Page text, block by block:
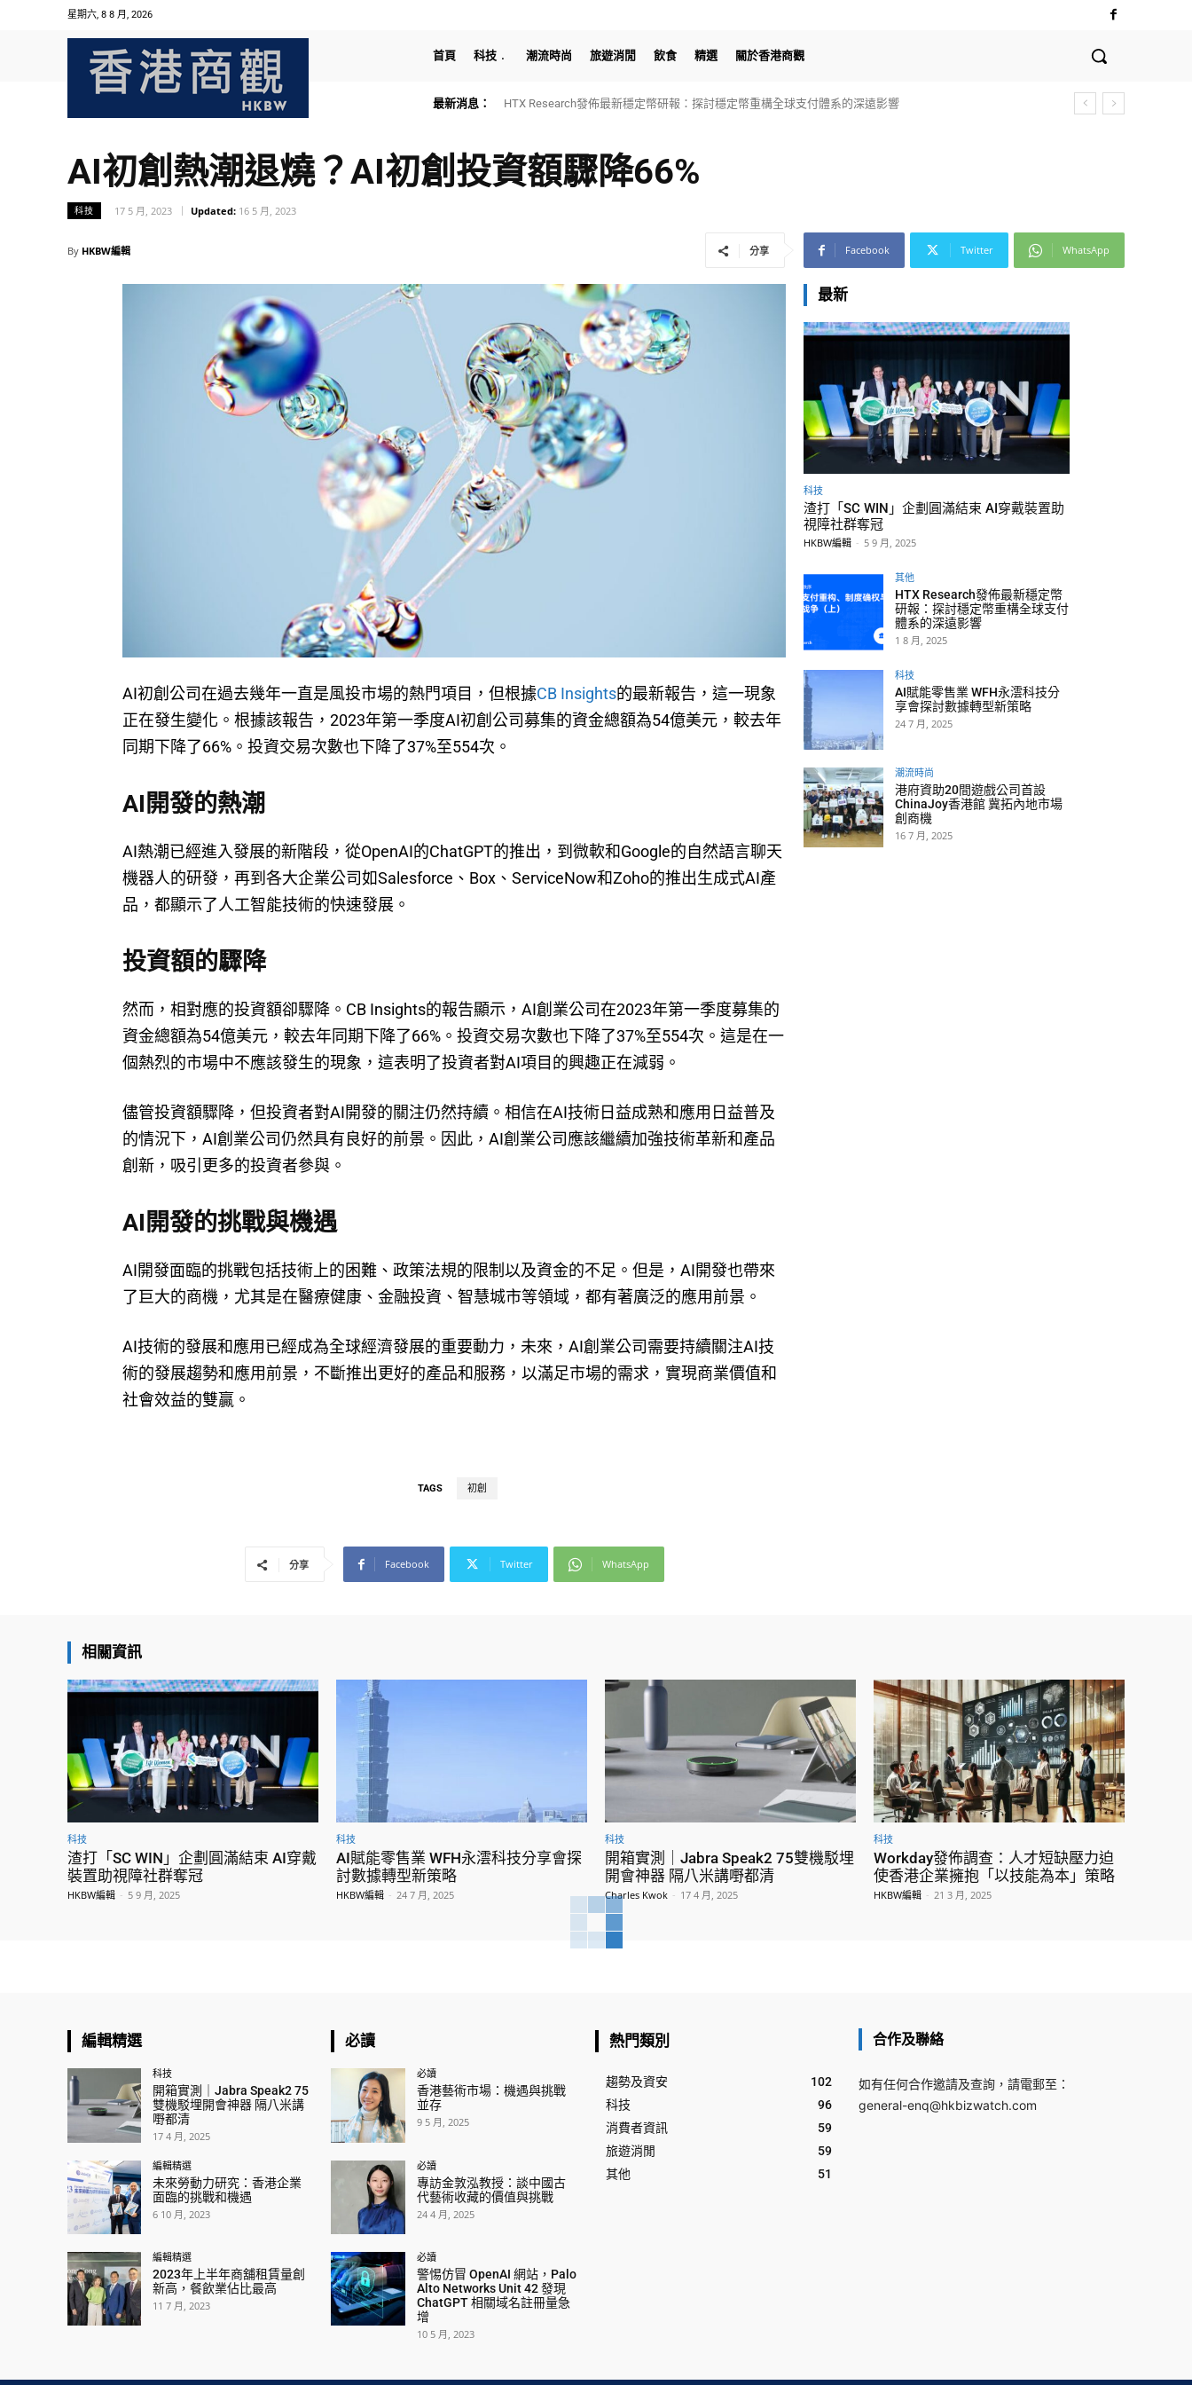
星期六, 8 8 月, 2026
首頁 科技 潮流時尚 旅遊消閒 飲食 精選 關於香港商觀
最新消息： HTX Research發佈最新穩定幣研報：探討穩定幣重構全球支付體系的深遠影響
AI初創熱潮退燒？AI初創投資額驟降66%
科技 17 5 月, 2023 Updated: 16 5 月, 2023
By HKBW編輯 分享 Facebook Twitter WhatsApp
AI初創公司在過去幾年一直是風投市場的熱門項目，但根據CB Insights的最新報告，這一現象
正在發生變化。根據該報告，2023年第一季度AI初創公司募集的資金總額為54億美元，較去年
同期下降了66%。投資交易次數也下降了37%至554次。
AI開發的熱潮
AI熱潮已經進入發展的新階段，從OpenAI的ChatGPT的推出，到微軟和Google的自然語言聊天
機器人的研發，再到各大企業公司如Salesforce、Box、ServiceNow和Zoho的推出生成式AI產
品，都顯示了人工智能技術的快速發展。
投資額的驟降
然而，相對應的投資額卻驟降。CB Insights的報告顯示，AI創業公司在2023年第一季度募集的
資金總額為54億美元，較去年同期下降了66%。投資交易次數也下降了37%至554次。這是在一
個熱烈的市場中不應該發生的現象，這表明了投資者對AI項目的興趣正在減弱。
儘管投資額驟降，但投資者對AI開發的關注仍然持續。相信在AI技術日益成熟和應用日益普及
的情況下，AI創業公司仍然具有良好的前景。因此，AI創業公司應該繼續加強技術革新和產品
創新，吸引更多的投資者參與。
AI開發的挑戰與機遇
AI開發面臨的挑戰包括技術上的困難、政策法規的限制以及資金的不足。但是，AI開發也帶來
了巨大的商機，尤其是在醫療健康、金融投資、智慧城市等領域，都有著廣泛的應用前景。
AI技術的發展和應用已經成為全球經濟發展的重要動力，未來，AI創業公司需要持續關注AI技
術的發展趨勢和應用前景，不斷推出更好的產品和服務，以滿足市場的需求，實現商業價值和
社會效益的雙贏。
TAGS 初創
分享 Facebook Twitter WhatsApp
最新
科技
渣打「SC WIN」企劃圓滿結束 AI穿戴裝置助
視障社群奪冠
HKBW編輯 - 5 9 月, 2025
其他
HTX Research發佈最新穩定幣
研報：探討穩定幣重構全球支付
體系的深遠影響
1 8 月, 2025
科技
AI賦能零售業 WFH永澐科技分
享會探討數據轉型新策略
24 7 月, 2025
潮流時尚
港府資助20間遊戲公司首設
ChinaJoy香港館 冀拓內地市場
創商機
16 7 月, 2025
相關資訊
科技
渣打「SC WIN」企劃圓滿結束 AI穿戴
裝置助視障社群奪冠
HKBW編輯 - 5 9 月, 2025
科技
AI賦能零售業 WFH永澐科技分享會探
討數據轉型新策略
HKBW編輯 - 24 7 月, 2025
科技
開箱實測｜Jabra Speak2 75雙機駁埋
開會神器 隔八米講嘢都清
Charles Kwok - 17 4 月, 2025
科技
Workday發佈調查：人才短缺壓力迫
使香港企業擁抱「以技能為本」策略
HKBW編輯 - 21 3 月, 2025
編輯精選
科技
開箱實測｜Jabra Speak2 75
雙機駁埋開會神器 隔八米講
嘢都清
17 4 月, 2025
編輯精選
未來勞動力研究：香港企業
面臨的挑戰和機遇
6 10 月, 2023
編輯精選
2023年上半年商舖租賃量創
新高，餐飲業佔比最高
11 7 月, 2023
必讀
必讀
香港藝術市場：機遇與挑戰
並存
9 5 月, 2025
必讀
專訪金敦泓教授：談中國古
代藝術收藏的價值與挑戰
24 4 月, 2025
必讀
警惕仿冒 OpenAI 網站，Palo
Alto Networks Unit 42 發現
ChatGPT 相關域名註冊量急
增
10 5 月, 2023
熱門類別
趨勢及資安
102
科技
96
消費者資訊
59
旅遊消閒
59
其他
51
合作及聯絡
如有任何合作邀請及查詢，請電郵至：
general-enq@hkbizwatch.com